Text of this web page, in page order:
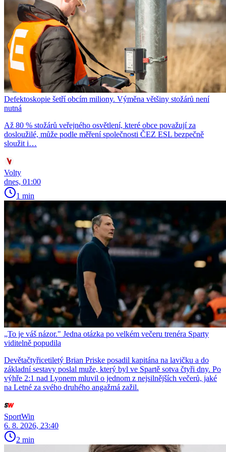
Defektoskopie šetří obcím miliony. Výměna většiny stožárů není
nutná
Až 80 % stožárů veřejného osvětlení, které obce považují za
dosloužilé, může podle měření společnosti ČEZ ESL bezpečně
sloužit i…
Volty
dnes, 01:00
1 min
„To je váš názor." Jedna otázka po velkém večeru trenéra Sparty
viditelně popudila
Devětačtyřicetiletý Brian Priske posadil kapitána na lavičku a do
základní sestavy poslal muže, který byl ve Spartě sotva čtyři dny. Po
výhře 2:1 nad Lyonem mluvil o jednom z nejsilnějších večerů, jaké
na Letné za svého druhého angažmá zažil.
SportWin
6. 8. 2026, 23:40
2 min